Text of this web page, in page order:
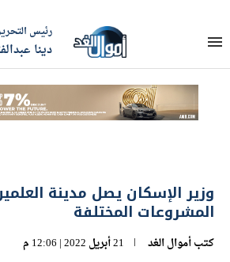
رئيس
دينا
وزير الإسكان يصل مدينة
المشروعات المختلفة
كتبأموال الغد 21 أبريل 2022 | 12:06 م